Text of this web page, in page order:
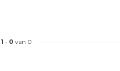
1 - 0 van 0